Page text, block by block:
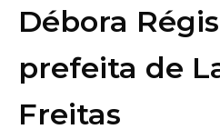
Débora
prefeita de
Freitas